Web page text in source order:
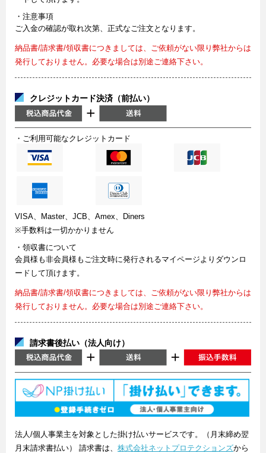
・注意事項
ご入金の確認が取れ次第、正式なご注文となります。
納品書/請求書/領収書につきましては、ご依頼がない限り弊社からは
発行しておりません。必要な場合は別途ご連絡下さい。
クレジットカード決済（前払い）
・ご利用可能なクレジットカード
VISA、Master、JCB、Amex、Diners
※手数料は一切かかりません
・領収書について
会員様も非会員様もご注文時に発行されるマイページよりダウンロ
ードして頂けます。
納品書/請求書/領収書につきましては、ご依頼がない限り弊社からは
発行しておりません。必要な場合は別途ご連絡下さい。
請求書後払い（法人向け）
法人/個人事業主を対象とした掛け払いサービスです。（月末締め翌
月末請求書払い） 請求書は、 株式会社ネットプロテクションズから